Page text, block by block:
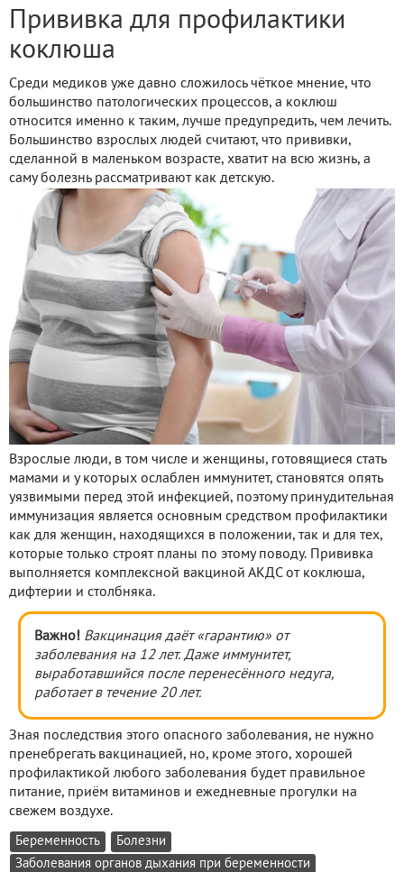
Прививка для профилактики
коклюша
Среди медиков уже давно сложилось чёткое мнение, что
большинство патологических процессов, а коклюш
относится именно к таким, лучше предупредить, чем лечить.
Большинство взрослых людей считают, что прививки,
сделанной в маленьком возрасте, хватит на всю жизнь, а
саму болезнь рассматривают как детскую.
Взрослые люди, в том числе и женщины, готовящиеся стать
мамами и у которых ослаблен иммунитет, становятся опять
уязвимыми перед этой инфекцией, поэтому принудительная
иммунизация является основным средством профилактики
как для женщин, находящихся в положении, так и для тех,
которые только строят планы по этому поводу. Прививка
выполняется комплексной вакциной АКДС от коклюша,
дифтерии и столбняка.
Важно! Вакцинация даёт «гарантию» от
заболевания на 12 лет. Даже иммунитет,
выработавшийся после перенесённого недуга,
работает в течение 20 лет.
Зная последствия этого опасного заболевания, не нужно
пренебрегать вакцинацией, но, кроме этого, хорошей
профилактикой любого заболевания будет правильное
питание, приём витаминов и ежедневные прогулки на
свежем воздухе.
Беременность
Болезни
Заболевания органов дыхания при беременности